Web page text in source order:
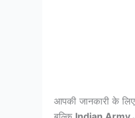
आपकी जानकारी के